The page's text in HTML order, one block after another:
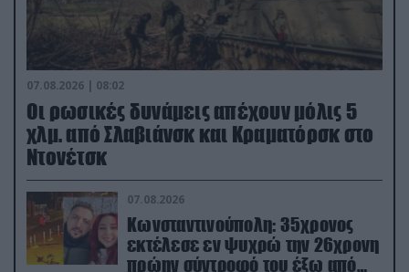
07.08.2026 | 08:02
Οι ρωσικές δυνάμεις απέχουν μόλις 5
χλμ. από Σλαβιάνσκ και Κραματόρσκ στο
Ντονέτσκ
07.08.2026
Κωνσταντινούπολη: 35χρονος
εκτέλεσε εν ψυχρώ την 26χρονη
πρώην σύντροφό του έξω από